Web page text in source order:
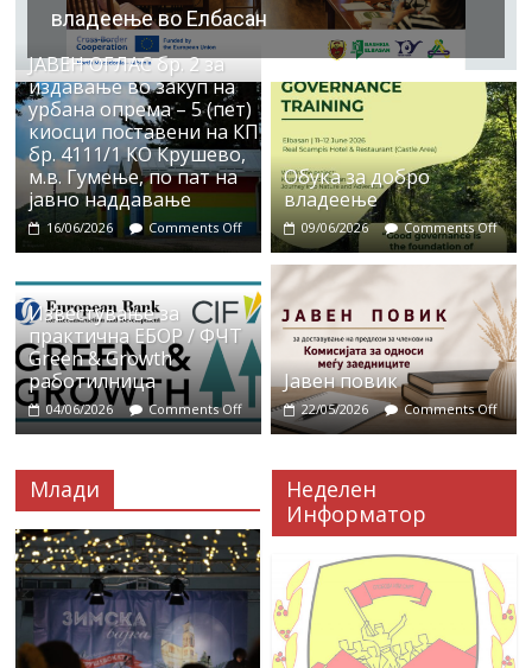
владеење во Елбасан
ЈАВЕН ОГЛАС бр. 2 за
издавање во закуп на
урбана опрема – 5 (пет)
киосци поставени на КП
бр. 4111/1 КО Крушево,
м.в. Гумење, по пат на
јавно наддавање
16/06/2026 Comments Off
Обука за добро
владеење
09/06/2026 Comments Off
Известување за
практична ЕБОР / ФЧТ
Green & Growth
работилница
04/06/2026 Comments Off
Јавен повик
22/05/2026 Comments Off
Млади
Неделен
Информатор